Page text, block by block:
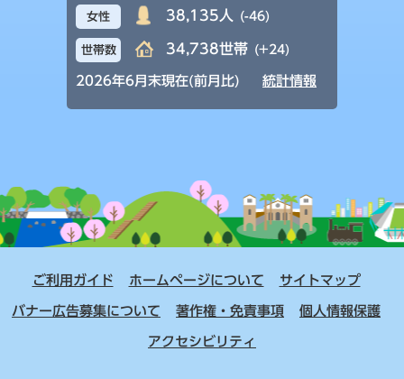
女性 38,135人 (-46)
世帯数 34,738世帯 (+24)
2026年6月末現在(前月比) 統計情報
ご利用ガイド ホームページについて サイトマップ
バナー広告募集について 著作権・免責事項 個人情報保護
アクセシビリティ